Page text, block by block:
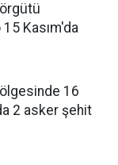
Kasım'da
16
2 asker şehit